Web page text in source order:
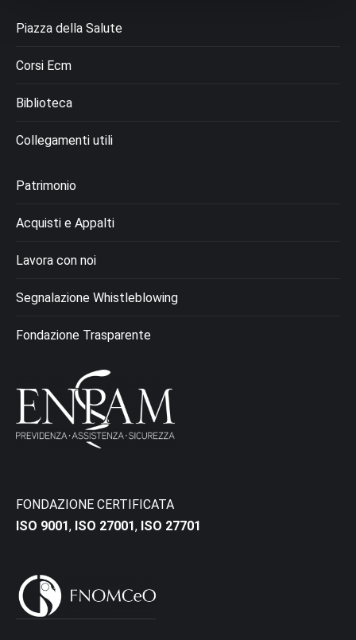
Piazza della Salute
Corsi Ecm
Biblioteca
Collegamenti utili
Patrimonio
Acquisti e Appalti
Lavora con noi
Segnalazione Whistleblowing
Fondazione Trasparente
FONDAZIONE CERTIFICATA
ISO 9001, ISO 27001, ISO 27701